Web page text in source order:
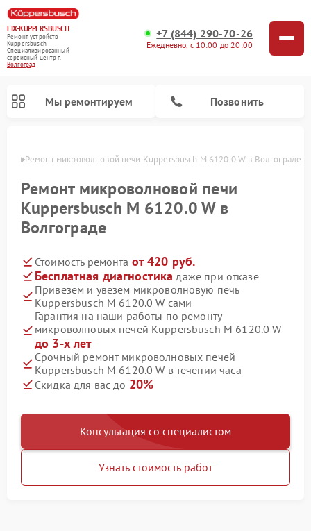
FIX-KUPPERSBUSCH
Ремонт устройств
Kuppersbusch
Специализированный
cервисный центр г.
Волгоград
+7 (844) 290-70-26
Ежедневно, с 10:00 до 20:00
Мы ремонтируем Позвонить
Ремонт микроволновой печи Kuppersbusch M 6120.0 W в Волгограде
Ремонт микроволновой печи
Kuppersbusch M 6120.0 W в
Волгограде
Стоимость ремонта от 420 руб.
Бесплатная диагностика даже при отказе
Привезем и увезем микроволновую печь
Kuppersbusch M 6120.0 W сами
Гарантия на наши работы по ремонту
микроволновых печей Kuppersbusch M 6120.0 W
до 3-х лет
Срочный ремонт микроволновых печей
Kuppersbusch M 6120.0 W в течении часа
Скидка для вас до 20%
Консультация со специалистом
Узнать стоимость работ